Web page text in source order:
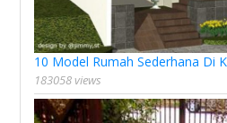
10 Model Rumah Sederhana Di
183058 views